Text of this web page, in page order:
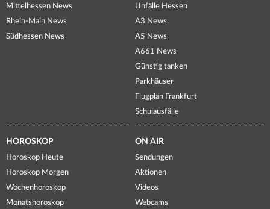
Mittelhessen News
Rhein-Main News
Südhessen News
Unfälle Hessen
A3 News
A5 News
A661 News
Günstig tanken
Parkhäuser
Flugplan Frankfurt
Schulausfälle
HOROSKOP
Horoskop Heute
Horoskop Morgen
Wochenhoroskop
Monatshoroskop
ON AIR
Sendungen
Aktionen
Videos
Webcams